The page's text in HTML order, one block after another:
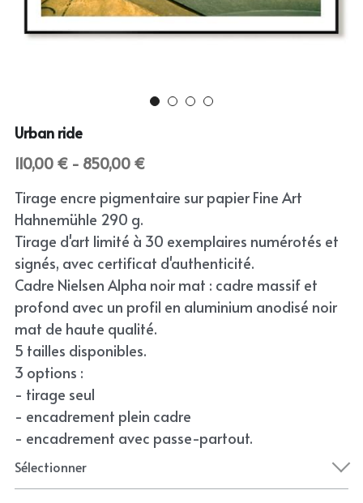
Abstract
Bloom
English
Urban ride
110,00 € - 850,00 €
Tirage encre pigmentaire sur papier Fine Art
Hahnemühle 290 g.
Tirage d'art limité à 30 exemplaires numérotés et
signés, avec certificat d'authenticité.
Cadre Nielsen Alpha noir mat : cadre massif et
profond avec un profil en aluminium anodisé noir
mat de haute qualité.
5 tailles disponibles.
3 options :
- tirage seul
- encadrement plein cadre
- encadrement avec passe-partout.
Sélectionner